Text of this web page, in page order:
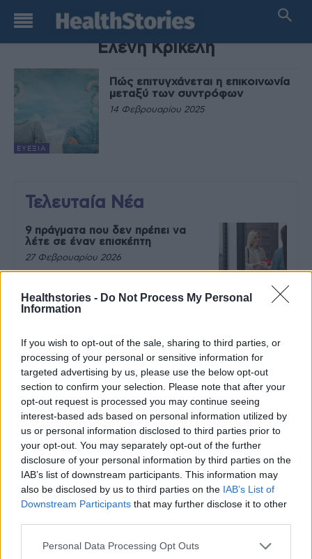
Healthstories - Do Not Process My Personal
Information
If you wish to opt-out of the sale, sharing to third parties, or
processing of your personal or sensitive information for
targeted advertising by us, please use the below opt-out
section to confirm your selection. Please note that after your
opt-out request is processed you may continue seeing
interest-based ads based on personal information utilized by
us or personal information disclosed to third parties prior to
your opt-out. You may separately opt-out of the further
disclosure of your personal information by third parties on the
IAB’s list of downstream participants. This information may
also be disclosed by us to third parties on the IAB’s List of
Downstream Participants that may further disclose it to other
Personal Data Processing Opt Outs
TAG
Ελένη Κρικέλη
ΕΥΕΞΊΑ
Πώς επιτυγχάνεται η επικοινωνία
μεταξύ των συντρόφων
14 Φεβρουαρίου 2025
Τελευταία Νέα
9 πράγματα που δεν πρέπει να
λέτε σε έναν επισκέπτη
27 Φεβρουαρίου 2026
την υποστήριξη της Be-Live
27 Φεβρουαρίου 2026
Μεταπροπονητική πείνα: Ο λόγος
που θέλεις να καταβροχθίσεις τα
πάντα μετά την άσκηση
27 Φεβρουαρίου 2026
Ωρίων – Σπάνια νοσήματα
συνδέονται με μνημεία που
27 Φεβρουαρίου 2026